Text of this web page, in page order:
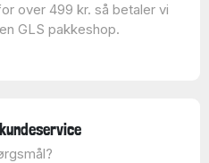
over 499 kr. så betaler vi
GLS pakkeshop.